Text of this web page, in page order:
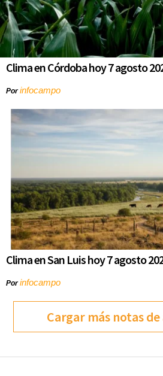
Clima en Córdoba hoy 7 agosto
Porinfocampo
Clima en San Luis hoy 7 agosto
Porinfocampo
Cargar más notas